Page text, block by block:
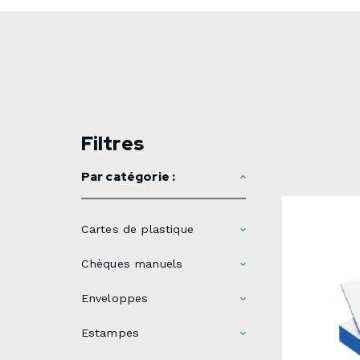
Filtres
Par catégorie :
Cartes de plastique
Chèques manuels
Enveloppes
Estampes